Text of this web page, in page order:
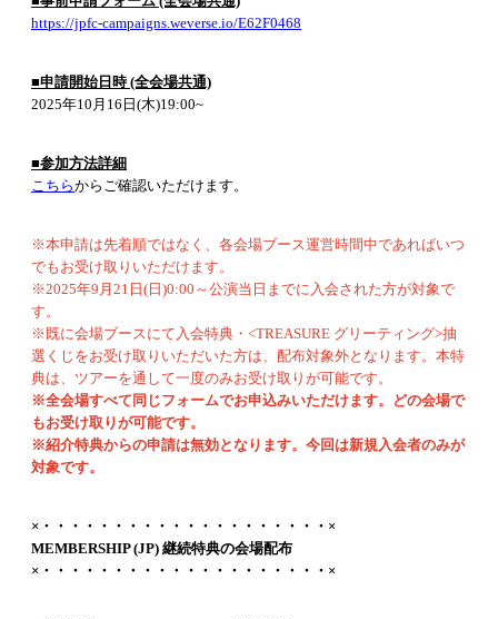
https://jpfc-campaigns.weverse.io/E62F0468
■申請開始日時 (全会場共通)
2025年10月16日(木)19:00~
■参加方法詳細
こちらからご確認いただけます。
※本申請は先着順ではなく、各会場ブース運営時間中であればいつ
でもお受け取りいただけます。
※2025年9月21日(日)0:00～公演当日までに入会された方が対象で
す。
※既に会場ブースにて入会特典・<TREASURE グリーティング>抽
選くじをお受け取りいただいた方は、配布対象外となります。本特
典は、ツアーを通して一度のみお受け取りが可能です。
※全会場すべて同じフォームでお申込みいただけます。どの会場で
もお受け取りが可能です。
※紹介特典からの申請は無効となります。今回は新規入会者のみが
対象です。
×・・・・・・・・・・・・・・・・・・・・×
MEMBERSHIP (JP) 継続特典の会場配布
×・・・・・・・・・・・・・・・・・・・・×